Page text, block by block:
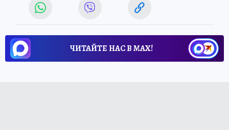
ЧИТАЙТЕ НАС В МАХ!